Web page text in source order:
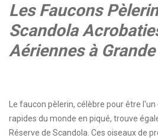
Les Faucons
Scandola
Aériennes à
Le faucon pèlerin, célèbre pour être
rapides du monde en piqué, trouve
Réserve de Scandola. Ces oiseaux de